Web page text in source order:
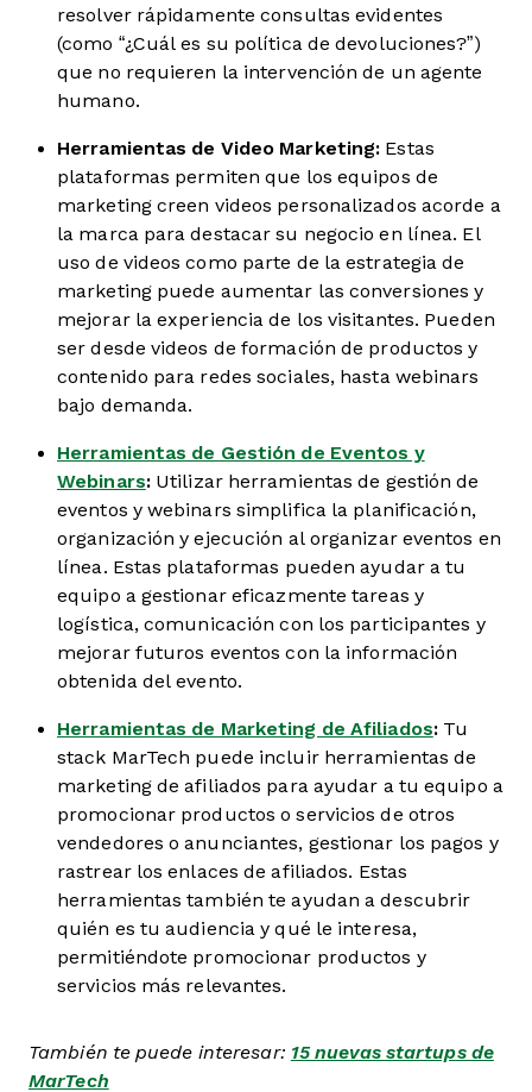
resolver rápidamente consultas evidentes
(como “¿Cuál es su política de devoluciones?”)
que no requieren la intervención de un agente
humano.
Herramientas de Video Marketing: Estas
plataformas permiten que los equipos de
marketing creen videos personalizados acorde a
la marca para destacar su negocio en línea. El
uso de videos como parte de la estrategia de
marketing puede aumentar las conversiones y
mejorar la experiencia de los visitantes. Pueden
ser desde videos de formación de productos y
contenido para redes sociales, hasta webinars
bajo demanda.
Herramientas de Gestión de Eventos y
Webinars:Utilizar herramientas de gestión de
eventos y webinars simplifica la planificación,
organización y ejecución al organizar eventos en
línea. Estas plataformas pueden ayudar a tu
equipo a gestionar eficazmente tareas y
logística, comunicación con los participantes y
mejorar futuros eventos con la información
obtenida del evento.
Herramientas de Marketing de Afiliados:Tu
stack MarTech puede incluir herramientas de
marketing de afiliados para ayudar a tu equipo a
promocionar productos o servicios de otros
vendedores o anunciantes, gestionar los pagos y
rastrear los enlaces de afiliados. Estas
herramientas también te ayudan a descubrir
quién es tu audiencia y qué le interesa,
permitiéndote promocionar productos y
servicios más relevantes.
También te puede interesar: 15 nuevas startups de
MarTech